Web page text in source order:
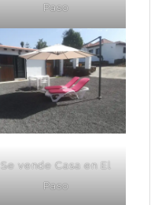
Paso
Se vende Casa en El
Paso